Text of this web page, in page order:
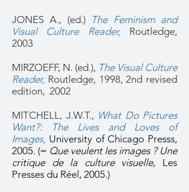
JONES A., (ed.) The Feminism and
Visual Culture Reader,
Routledge,
2003
MIRZOEFF, N. (ed.), The Visual Culture
Reader, Routledge, 1998, 2nd revised
edition, 2002
MITCHELL, J.W.T., What Do Pictures
Want?: The Lives and Loves of
Images, University of Chicago Presss,
2005. (= Que veulent les images ? Une
critique de la culture visuelle, Les
Presses du Réel, 2005.)